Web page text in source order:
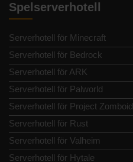
Spelserverhotell
Serverhotell för Minecraft
Serverhotell för Bedrock
Serverhotell för ARK
Serverhotell för Palworld
Serverhotell för Project Zomboid
Serverhotell för Rust
Serverhotell för Valheim
Serverhotell för Hytale